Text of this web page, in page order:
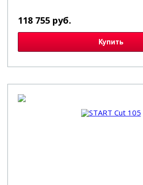
118 755 руб.
Купить